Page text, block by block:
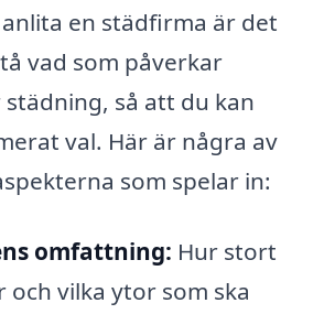
en städfirma är det
vad som påverkar
så att du kan
val. Här är några av
som spelar in:
omfattning: Hur stort
och vilka ytor som ska